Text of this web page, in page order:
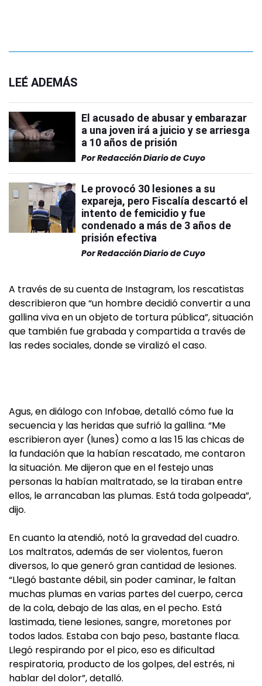
LEÉ ADEMÁS
El acusado de abusar y embarazar
a una joven irá a juicio y se arriesga
a 10 años de prisión
PorRedacción Diario de Cuyo
Le provocó 30 lesiones a su
expareja, pero Fiscalía descartó el
intento de femicidio y fue
condenado a más de 3 años de
prisión efectiva
PorRedacción Diario de Cuyo
A través de su cuenta de Instagram, los rescatistas
describieron que “un hombre decidió convertir a una
gallina viva en un objeto de tortura pública”, situación
que también fue grabada y compartida a través de
las redes sociales, donde se viralizó el caso.
Agus, en diálogo con Infobae, detalló cómo fue la
secuencia y las heridas que sufrió la gallina. “Me
escribieron ayer (lunes) como a las 15 las chicas de
la fundación que la habían rescatado, me contaron
la situación. Me dijeron que en el festejo unas
personas la habían maltratado, se la tiraban entre
ellos, le arrancaban las plumas. Está toda golpeada”,
dijo.
En cuanto la atendió, notó la gravedad del cuadro.
Los maltratos, además de ser violentos, fueron
diversos, lo que generó gran cantidad de lesiones.
“Llegó bastante débil, sin poder caminar, le faltan
muchas plumas en varias partes del cuerpo, cerca
de la cola, debajo de las alas, en el pecho. Está
lastimada, tiene lesiones, sangre, moretones por
todos lados. Estaba con bajo peso, bastante flaca.
Llegó respirando por el pico, eso es dificultad
respiratoria, producto de los golpes, del estrés, ni
hablar del dolor”, detalló.